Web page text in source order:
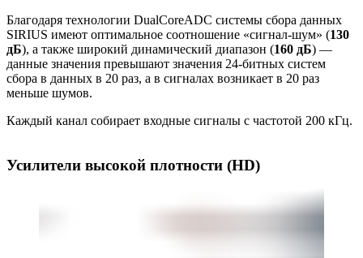
Благодаря технологии DualCoreADC системы сбора данных
SIRIUS имеют оптимальное соотношение «сигнал-шум» (130
дБ), а также широкий динамический диапазон (160 дБ) —
данные значения превышают значения 24-битных систем
сбора в данных в 20 раз, а в сигналах возникает в 20 раз
меньше шумов.
Каждый канал собирает входные сигналы с частотой 200 кГц.
Усилители высокой плотности (HD)